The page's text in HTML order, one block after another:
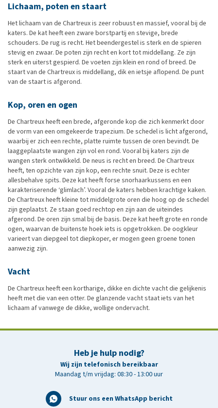
Lichaam, poten en staart
Het lichaam van de Chartreux is zeer robuust en massief, vooral bij de
katers. De kat heeft een zware borstpartij en stevige, brede
schouders. De rug is recht. Het beendergestel is sterk en de spieren
stevig en zwaar. De poten zijn recht en kort tot middellang. Ze zijn
sterk en uiterst gespierd. De voeten zijn klein en rond of breed. De
staart van de Chartreux is middellang, dik en ietsje aflopend. De punt
van de staart is afgerond.
Kop, oren en ogen
De Chartreux heeft een brede, afgeronde kop die zich kenmerkt door
de vorm van een omgekeerde trapezium. De schedel is licht afgerond,
waarbij er zich een rechte, platte ruimte tussen de oren bevindt. De
laaggeplaatste wangen zijn vol en rond. Vooral bij katers zijn de
wangen sterk ontwikkeld. De neus is recht en breed. De Chartreux
heeft, ten opzichte van zijn kop, een rechte snuit. Deze is echter
allesbehalve spits. Deze kat heeft forse snorhaarkussens en een
karakteriserende ‘glimlach’. Vooral de katers hebben krachtige kaken.
De Chartreux heeft kleine tot middelgrote oren die hoog op de schedel
zijn geplaatst. Ze staan goed rechtop en zijn aan de uiteindes
afgerond. De oren zijn smal bij de basis. Deze kat heeft grote en ronde
ogen, waarvan de buitenste hoek iets is opgetrokken. De oogkleur
varieert van diepgeel tot diepkoper, er mogen geen groene tonen
aanwezig zijn.
Vacht
De Chartreux heeft een kortharige, dikke en dichte vacht die gelijkenis
heeft met die van een otter. De glanzende vacht staat iets van het
lichaam af vanwege de dikke, wollige ondervacht.
Heb je hulp nodig?
Wij zijn telefonisch bereikbaar
Maandag t/m vrijdag: 08:30 - 13:00 uur
Stuur ons een WhatsApp bericht